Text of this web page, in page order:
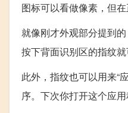
图标可以看做像素，但
就像刚才外观部分提到
按下背面识别区的指纹
此外，指纹也可以用来“
序。下次你打开这个应